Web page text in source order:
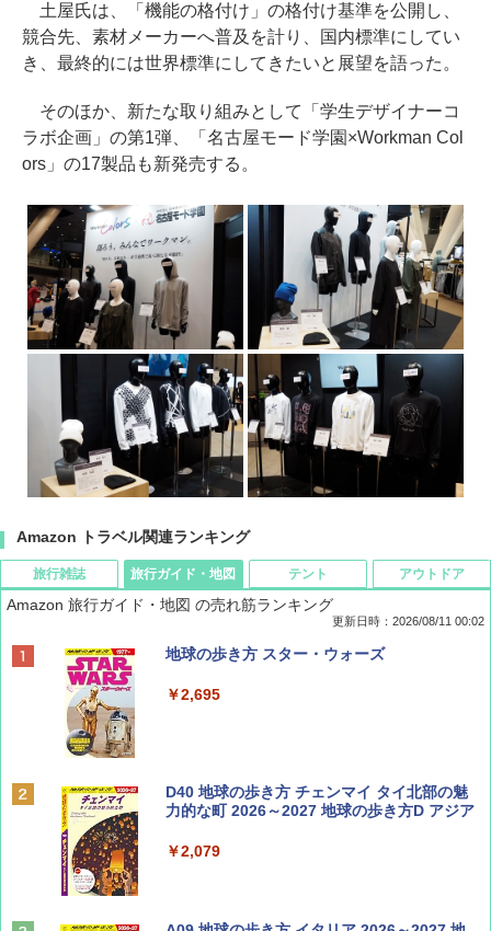
土屋氏は、「機能の格付け」の格付け基準を公開し、
競合先、素材メーカーへ普及を計り、国内標準にしてい
き、最終的には世界標準にしてきたいと展望を語った。
そのほか、新たな取り組みとして「学生デザイナーコ
ラボ企画」の第1弾、「名古屋モード学園×Workman Col
ors」の17製品も新発売する。
Amazon トラベル関連ランキング
旅行雑誌
BE-PAL(ビ-パル) 2026年 10 月号【特別付録:
BE-PAL(ビ-パル) 2026年 9 月号【特別付録:
SOTO ミニマル"旅"財布 ランダム2種】
￥1,500
旅行ガイド・地図
Amazon 旅行ガイド・地図 の売れ筋ランキング
更新日時：2026/08/11 00:02
地球の歩き方 スター・ウォーズ
￥2,695
D40 地球の歩き方 チェンマイ タイ北部の魅
力的な町 2026～2027 地球の歩き方D アジア
￥2,079
テント アウトドア